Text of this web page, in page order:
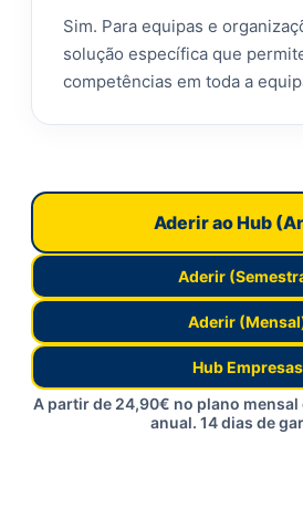
Sim. Para equipas e
solução específica que
competências em toda a
Aderir ao Hub
Aderir
Aderir
Hub Empresas
A partir de 24,90€ no plano
anual. 14 dias de